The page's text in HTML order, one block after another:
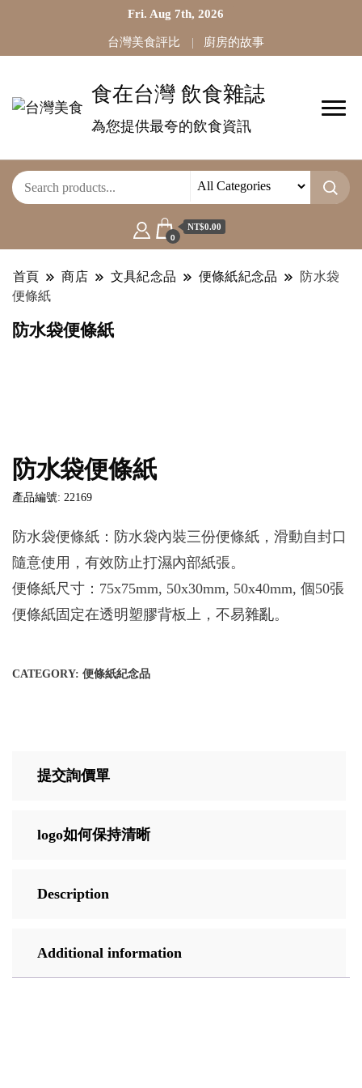
Fri. Aug 7th, 2026
台灣美食評比 廚房的故事
食在台灣 飲食雜誌
為您提供最夸的飲食資訊
0
NT$0.00
首頁 商店 文具紀念品 便條紙紀念品
防水袋
便條紙
防水袋便條紙
防水袋便條紙
產品編號: 22169
防水袋便條紙：防水袋內裝三份便條紙，滑動自封口
隨意使用，有效防止打濕內部紙張。
便條紙尺寸：75x75mm, 50x30mm, 50x40mm, 個50張
便條紙固定在透明塑膠背板上，不易雜亂。
CATEGORY: 便條紙紀念品
提交詢價單
logo如何保持清晰
Description
Additional information